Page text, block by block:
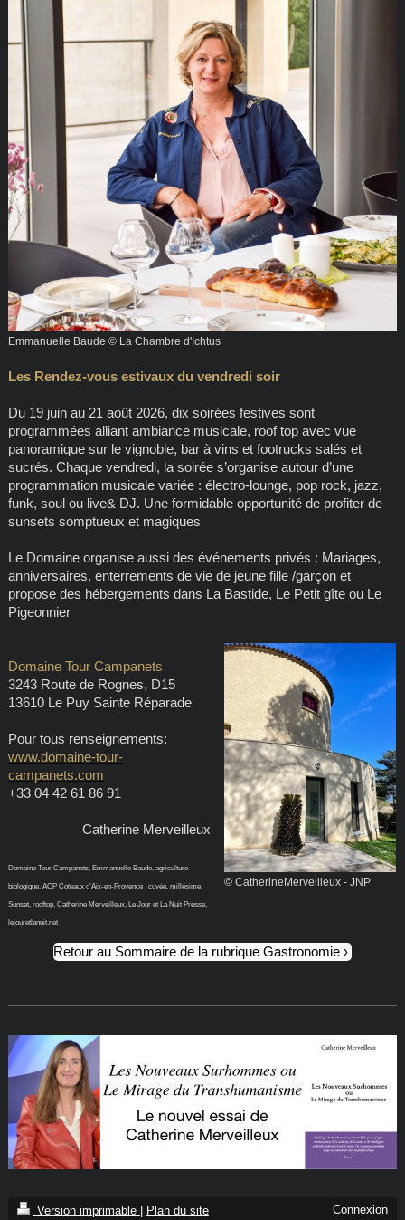
Emmanuelle Baude © La Chambre d'Ichtus
Les Rendez-vous estivaux du vendredi soir
Du 19 juin au 21 août 2026, dix soirées festives sont
programmées alliant ambiance musicale, roof top avec vue
panoramique sur le vignoble, bar à vins et footrucks salés et
sucrés. Chaque vendredi, la soirée s’organise autour d’une
programmation musicale variée : électro-lounge, pop rock, jazz,
funk, soul ou live& DJ. Une formidable opportunité de profiter de
sunsets somptueux et magiques
Le Domaine organise aussi des événements privés : Mariages,
anniversaires, enterrements de vie de jeune fille /garçon et
propose des hébergements dans La Bastide, Le Petit gîte ou Le
Pigeonnier
© CatherineMerveilleux - JNP
Domaine Tour Campanets
3243 Route de Rognes, D15
13610 Le Puy Sainte Réparade
Pour tous renseignements:
www.domaine-tour-
campanets.com
+33 04 42 61 86 91
Catherine Merveilleux
Domaine Tour Campanets, Emmanuelle Baude, agriculture
biologique, AOP Coteaux d’Aix-en-Provence , cuvée, millésime,
Sunset, rooftop, Catherine Merveilleux, Le Jour et La Nuit Presse,
lejouretlanuit.net
Retour au Sommaire de la rubrique Gastronomie
Version imprimable
Plan du site
Connexion